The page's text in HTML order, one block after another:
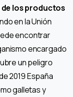
de los productos
en la Unión
encontrar
encargado
un peligro
2019 España
galletas y